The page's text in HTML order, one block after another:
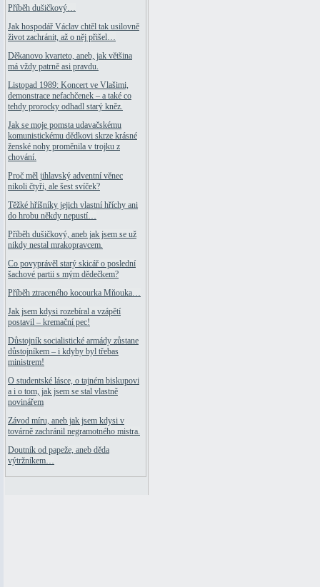
Příběh dušičkový…
Jak hospodář Václav chtěl tak usilovně
život zachránit, až o něj přišel…
Děkanovo kvarteto, aneb, jak většina
má vždy patrně asi pravdu.
Listopad 1989: Koncert ve Vlašimi,
demonstrace nefachčenek – a také co
tehdy prorocky odhadl starý kněz.
Jak se moje pomsta udavačskému
komunistickému dědkovi skrze krásné
ženské nohy proměnila v trojku z
chování.
Proč měl jihlavský adventní věnec
nikoli čtyři, ale šest svíček?
Těžké hříšníky jejich vlastní hříchy ani
do hrobu někdy nepustí…
Příběh dušičkový, aneb jak jsem se už
nikdy nestal mrakopravcem.
Co povyprávěl starý skicář o poslední
šachové partii s mým dědečkem?
Příběh ztraceného kocourka Mňouka…
Jak jsem kdysi rozebíral a vzápětí
postavil – kremační pec!
Důstojník socialistické armády zůstane
důstojníkem – i kdyby byl třebas
ministrem!
O studentské lásce, o tajném biskupovi
a i o tom, jak jsem se stal vlastně
novinářem
Závod míru, aneb jak jsem kdysi v
továrně zachránil negramotného mistra.
Doutník od papeže, aneb děda
výtržníkem…